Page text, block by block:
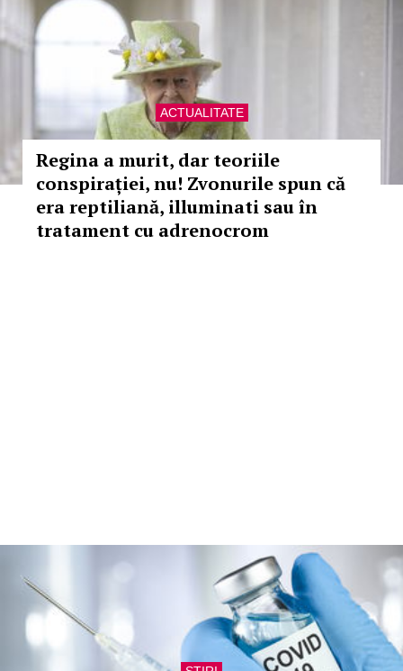
ACTUALITATE
Regina a murit, dar teoriile
conspirației, nu! Zvonurile spun că
era reptiliană, illuminati sau în
tratament cu adrenocrom